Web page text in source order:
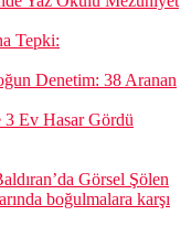
Tepki:
Denetim: 38 Aranan
3 Ev Hasar Gördü
Görsel Şölen
boğulmalara karşı